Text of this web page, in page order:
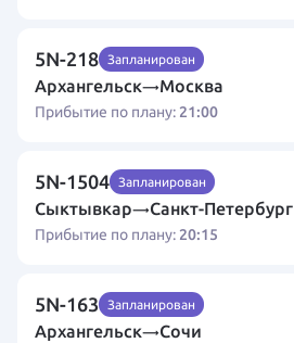
5N-218
Архангельск Москва
→
Прибытие по плану: 21:00
Запланирован
5N-1504
Сыктывкар Санкт-Петербург
→
Прибытие по плану: 20:15
Запланирован
5N-163
Архангельск Сочи
→
Запланирован